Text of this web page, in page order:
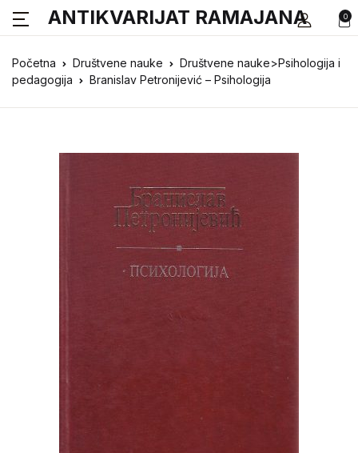
0
ANTIKVARIJAT RAMAJANA
Početna Društvene nauke
Društvene nauke>Psihologija i
pedagogija
Branislav Petronijević – Psihologija